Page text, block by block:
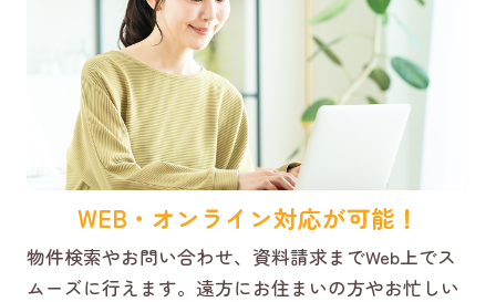
WEB・オンライン対応が可能！
物件検索やお問い合わせ、資料請求までWeb上でス
ムーズに行えます。遠方にお住まいの方やお忙しい